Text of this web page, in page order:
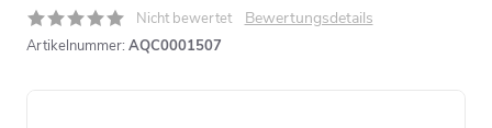
Nicht bewertet Bewertungsdetails
Artikelnummer: AQC0001507